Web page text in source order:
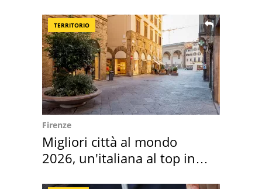
TERRITORIO
Firenze
Migliori città al mondo
2026, un'italiana al top in